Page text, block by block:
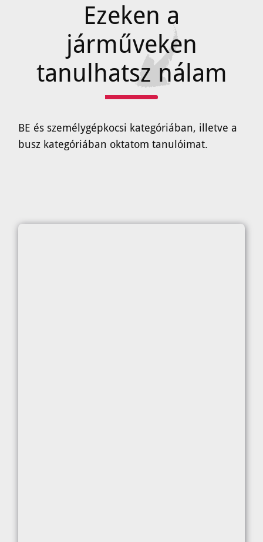
Ezeken a
járműveken
tanulhatsz nálam
BE és személygépkocsi kategóriában, illetve a
busz kategóriában oktatom tanulóimat.